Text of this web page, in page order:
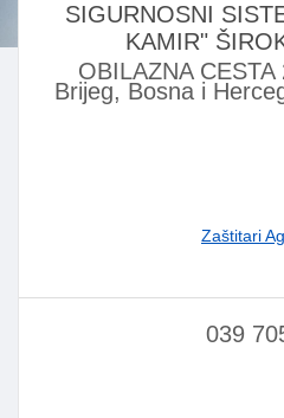
SIGURNOSNI
KAMIR"
OBILAZNA
Brijeg, Bosna i
Zaštitari
039